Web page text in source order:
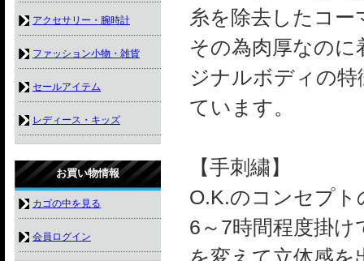
糸を除去したコ
その為肉厚なの
ジナルボディの
ています。
【手刺繍】
O.K.のコンセプト
6～7時間程度掛
アクセサリー・腕時計
ファッション小物・雑貨
セールアイテム
レディース・キッズ
お買い物情報
カゴの中を見る
会員ログイン